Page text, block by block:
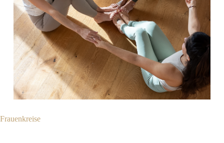
Frauenkreise